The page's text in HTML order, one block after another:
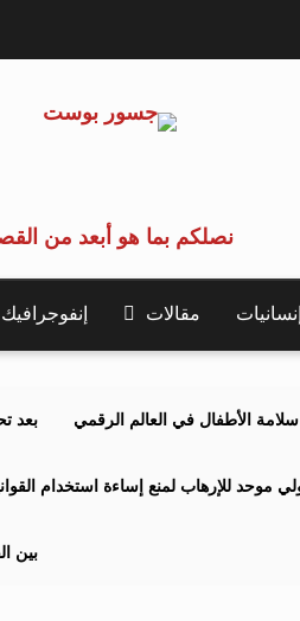
نصلكم بما هو أبعد من
إنسانيات مقالات إنفوجرافيك
بعد سلامة الأطفال في العالم الرقمي
موحد للإرهاب لمنع إساءة استخدام
بين